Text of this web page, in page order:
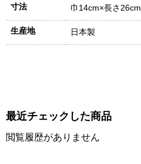
寸法 巾14cm×長さ26cm
生産地 日本製
最近チェックした商品
閲覧履歴がありません